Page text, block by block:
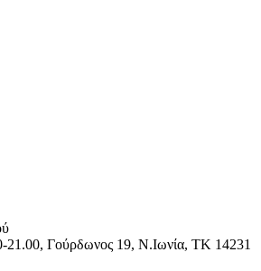
21.00, Γούρδωνος 19, Ν.Ιωνία, ΤΚ 14231